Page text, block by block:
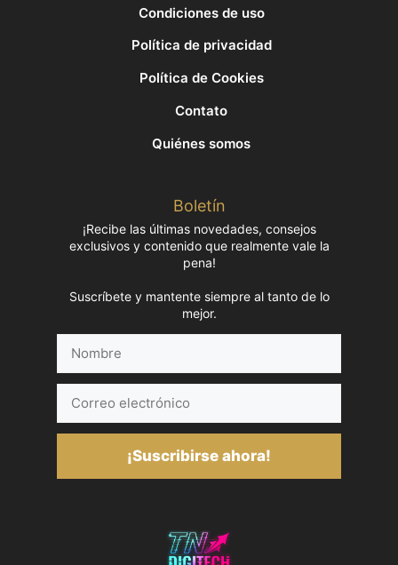
Condiciones de uso
Política de privacidad
Política de Cookies
Contato
Quiénes somos
Boletín
¡Recibe las últimas novedades, consejos
exclusivos y contenido que realmente vale la
pena!
Suscríbete y mantente siempre al tanto de lo
mejor.
electrónico
¡Suscribirse ahora!